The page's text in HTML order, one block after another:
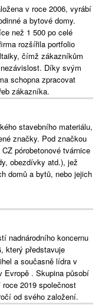
v roce 2006, vyrábí
a bytové domy.
než 1 500 po celé
rozšířila portfolio
čímž zákazníkům
Díky svým
schopna zpracovat
zákazníka.
stavebního materiálu,
značky. Pod značkou
pórobetonové tvárnice
obezdívky atd.), jež
domů a bytů, nebo jejich
nadnárodního koncernu
který představuje
a současně lídra v
Evropě . Skupina působí
2019 společnost
od svého založení.